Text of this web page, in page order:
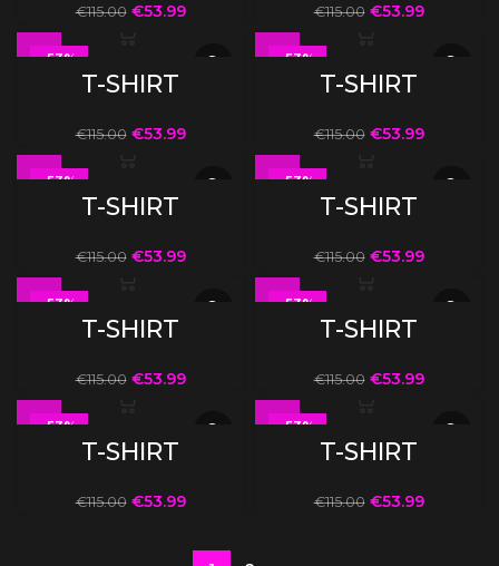
€115.00 €53.99 €115.00 €53.99
-53%
T-SHIRT
€115.00 €53.99
-53%
T-SHIRT
€115.00 €53.99
-53%
T-SHIRT
€115.00 €53.99
-53%
T-SHIRT
€115.00 €53.99
-53%
T-SHIRT
€115.00 €53.99
-53%
T-SHIRT
€115.00 €53.99
-53%
T-SHIRT
€115.00 €53.99
-53%
T-SHIRT
€115.00 €53.99